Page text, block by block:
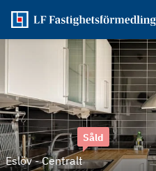
Eslöv-Centralt
Såld